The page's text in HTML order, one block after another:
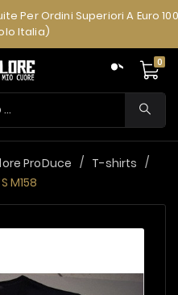
Per Ordini Superiori A Euro 100
Italia)
0
ProDuce
T-shirts
M158